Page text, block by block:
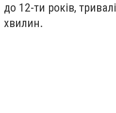
до 12-ти років,
хвилин.